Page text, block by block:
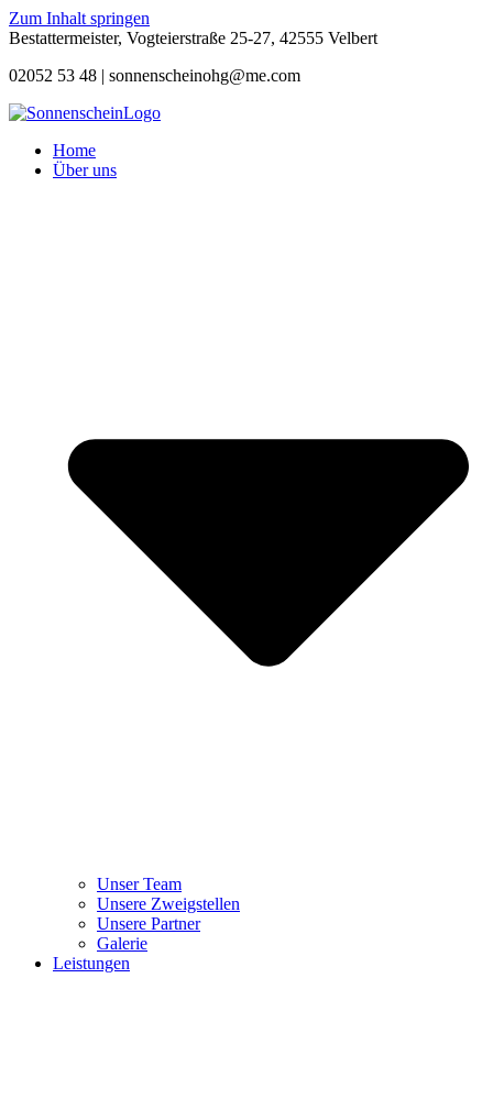
Zum Inhalt springen
Bestattermeister, Vogteierstraße 25-27, 42555 Velbert
02052 53 48 | sonnenscheinohg@me.com
Home
Über uns
Unser Team
Unsere Zweigstellen
Unsere Partner
Galerie
Leistungen